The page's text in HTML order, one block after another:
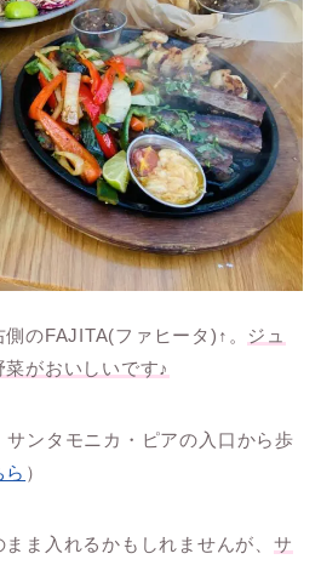
のFAJITA(ファヒータ)↑。
ジュ
がおいしいです♪
ンタモニカ・ピアの入口から歩
ら ）
ま入れるかもしれませんが、 サ